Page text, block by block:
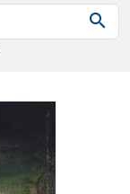
search